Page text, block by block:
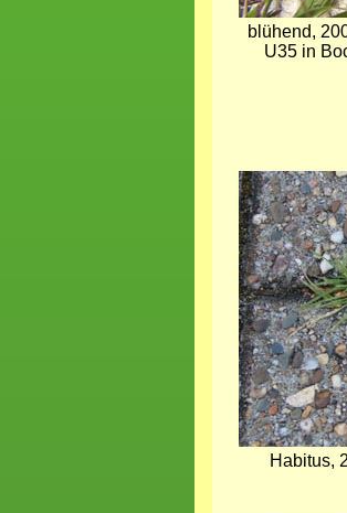
blühend,
U35 in
Bild
Habitus,